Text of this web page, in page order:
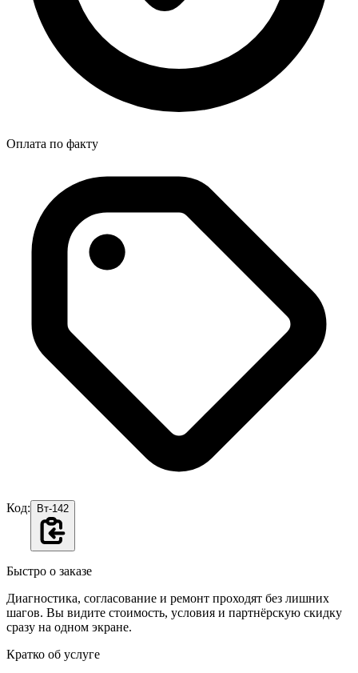
Оплата по факту
Код: Вт-142
Быстро о заказе
Диагностика, согласование и ремонт проходят без лишних
шагов. Вы видите стоимость, условия и партнёрскую скидку
сразу на одном экране.
Кратко об услуге